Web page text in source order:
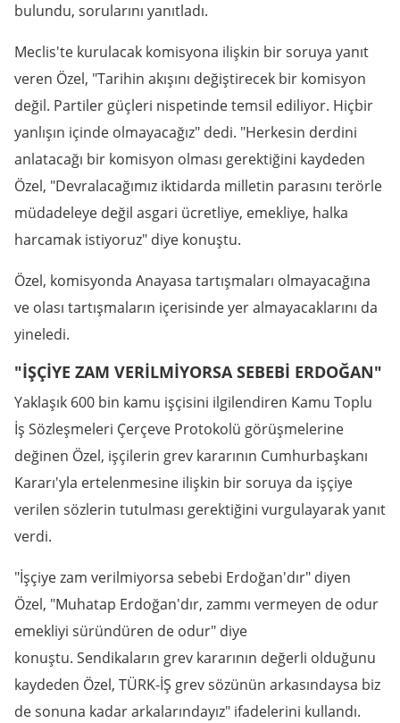
bulundu, sorularını yanıtladı.
Meclis'te kurulacak komisyona ilişkin bir soruya yanıt
veren Özel, "Tarihin akışını değiştirecek bir komisyon
değil. Partiler güçleri nispetinde temsil ediliyor. Hiçbir
yanlışın içinde olmayacağız" dedi. "Herkesin derdini
anlatacağı bir komisyon olması gerektiğini kaydeden
Özel, "Devralacağımız iktidarda milletin parasını terörle
müdadeleye değil asgari ücretliye, emekliye, halka
harcamak istiyoruz" diye konuştu.
Özel, komisyonda Anayasa tartışmaları olmayacağına
ve olası tartışmaların içerisinde yer almayacaklarını da
yineledi.
"İŞÇİYE ZAM VERİLMİYORSA SEBEBİ ERDOĞAN"
Yaklaşık 600 bin kamu işçisini ilgilendiren Kamu Toplu
İş Sözleşmeleri Çerçeve Protokolü görüşmelerine
değinen Özel, işçilerin grev kararının Cumhurbaşkanı
Kararı'yla ertelenmesine ilişkin bir soruya da işçiye
verilen sözlerin tutulması gerektiğini vurgulayarak yanıt
verdi.
"İşçiye zam verilmiyorsa sebebi Erdoğan'dır" diyen
Özel, "Muhatap Erdoğan'dır, zammı vermeyen de odur
emekliyi süründüren de odur" diye
konuştu. Sendikaların grev kararının değerli olduğunu
kaydeden Özel, TÜRK-İŞ grev sözünün arkasındaysa biz
de sonuna kadar arkalarındayız" ifadelerini kullandı.